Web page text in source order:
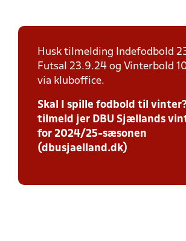
Husk tilmelding Indefodbold
Futsal 23.9.24 og Vinterbold
via kluboffice.
Skal I spille fodbold til vinter?
tilmeld jer DBU Sjællands
for 2024/25-sæsonen
(dbusjaelland.dk)